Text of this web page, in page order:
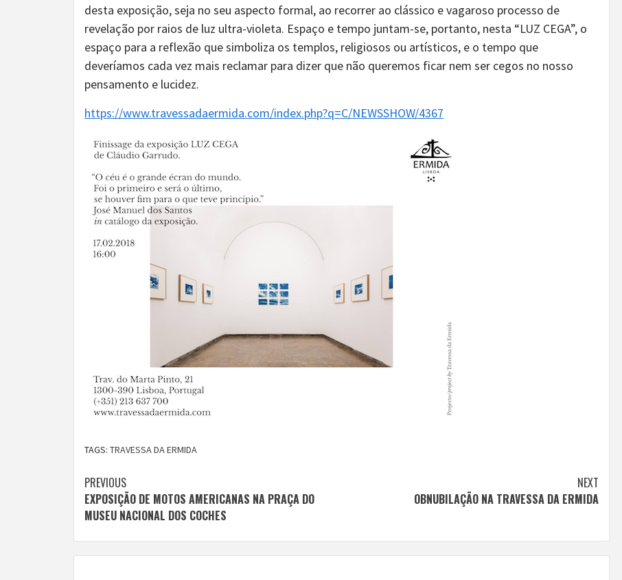
desta exposição, seja no seu aspecto formal, ao recorrer ao clássico e vagaroso processo de
revelação por raios de luz ultra-violeta. Espaço e tempo juntam-se, portanto, nesta “LUZ CEGA”, o
espaço para a reflexão que simboliza os templos, religiosos ou artísticos, e o tempo que
deveríamos cada vez mais reclamar para dizer que não queremos ficar nem ser cegos no nosso
pensamento e lucidez.
https://www.travessadaermida.com/index.php?q=C/NEWSSHOW/4367
TAGS: TRAVESSA DA ERMIDA
Continue
Reading
PREVIOUS
EXPOSIÇÃO DE MOTOS AMERICANAS NA PRAÇA DO
MUSEU NACIONAL DOS COCHES
NEXT
OBNUBILAÇÃO NA TRAVESSA DA ERMIDA